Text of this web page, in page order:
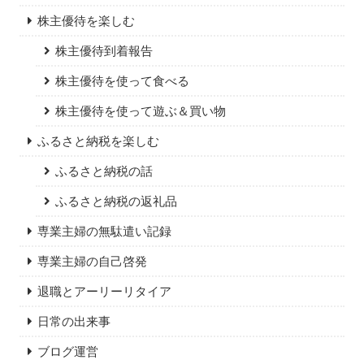
株主優待を楽しむ
株主優待到着報告
株主優待を使って食べる
株主優待を使って遊ぶ＆買い物
ふるさと納税を楽しむ
ふるさと納税の話
ふるさと納税の返礼品
専業主婦の無駄遣い記録
専業主婦の自己啓発
退職とアーリーリタイア
日常の出来事
ブログ運営